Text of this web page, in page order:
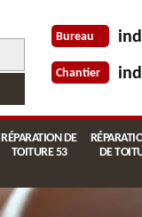
Bureau
Chantier
RÉPARATION DE
TOITURE 53
DE